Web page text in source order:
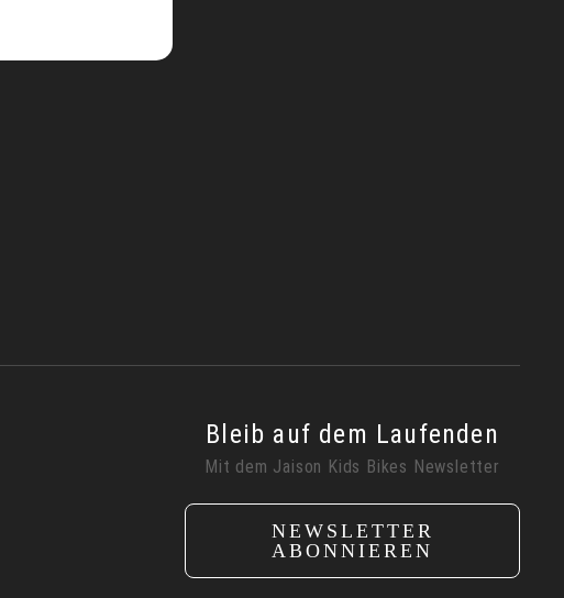
Bleib auf dem Laufenden
Mit dem Jaison Kids Bikes Newsletter
NEWSLETTER
ABONNIEREN